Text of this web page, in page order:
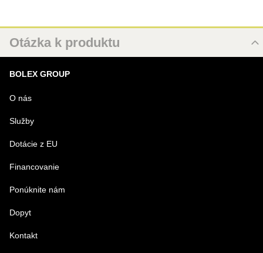
Otázka k produktu
MENO
VÁŠ E-MAIL
VAŠA OTÁZKA K PRODUKTU
BOLEX GROUP
O nás
Služby
Dotácie z EU
Financovanie
Ponúknite nám
Dopyt
Kontakt